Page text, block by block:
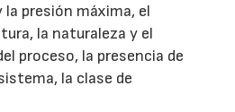
presión máxima, el
la naturaleza y el
proceso, la presencia de
la clase de